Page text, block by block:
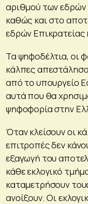
αριθμού των εδρών
καθώς και στο
εδρών
Τα ψηφοδέλτια, οι
κάλπες
από το υπουργείο
αυτά που θα
ψηφοφορία στην
Όταν κλείσουν οι
επιτροπές δεν
εξαγωγή του
κάθε εκλογικό
καταμετρήσουν
ανοίξουν. Οι